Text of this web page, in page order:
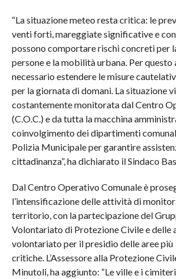
“La situazione meteo resta critica: le
venti forti, mareggiate significative e
possono comportare rischi concreti per
persone e la mobilità urbana. Per
necessario estendere le misure
per la giornata di domani. La situazione
costantemente monitorata dal Centro
(C.O.C.) e da tutta la macchina
coinvolgimento dei dipartimenti
Polizia Municipale per garantire
cittadinanza”, ha dichiarato il Sindaco
Dal Centro Operativo Comunale è
l’intensificazione delle attività di
territorio, con la partecipazione del
Volontariato di Protezione Civile e delle
volontariato per il presidio delle aree più
critiche. L’Assessore alla Protezione
Minutoli, ha aggiunto: “Le ville e i